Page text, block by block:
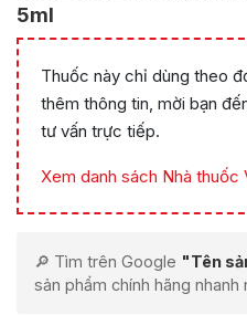
5ml
Thuốc này chỉ dùng theo
thêm thông tin, mời bạn
tư vấn trực tiếp.
Xem danh sách Nhà thuốc
🔎 Tìm trên Google "Tên
sản phẩm chính hãng nhanh